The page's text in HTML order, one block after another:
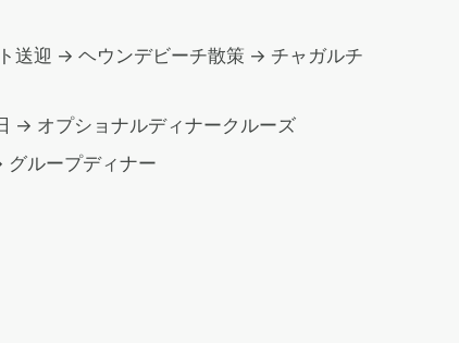
送迎 → ヘウンデビーチ散策 → チャガルチ
→ オプショナルディナークルーズ
グループディナー